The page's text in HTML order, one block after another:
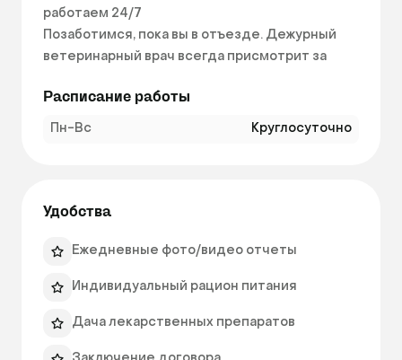
работаем 24/7
Позаботимся, пока вы в отъезде. Дежурный
ветеринарный врач всегда присмотрит за
Работаем круглосуточно
Заключаем договор
договор на оказание услуг
Кормление «как дома»
Обеспечиваем вашего питомца питанием в
Расписание работы
Пн-Вс Круглосуточно
Удобства
Ежедневные фото/видео отчеты
Индивидуальный рацион питания
Дача лекарственных препаратов